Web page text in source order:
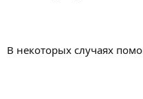
В некоторых случаях